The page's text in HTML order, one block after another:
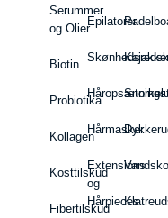
Serummer
og Olier
Biotin
Probiotika
Kollagen
Kosttilskud
Fibertilskud
Epilatorer
Hårmasker
Extensions
og
Hårpieces
Vandsko